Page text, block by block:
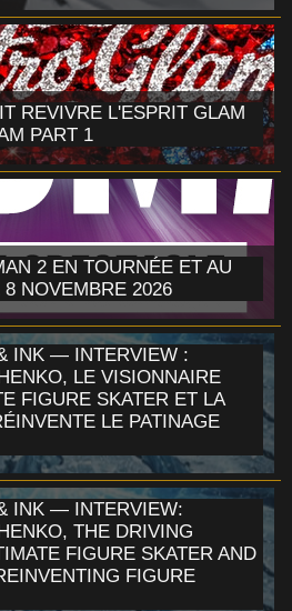
REVIVRE L'ESPRIT GLAM
PART 1
2 EN TOURNÉE ET AU
NOVEMBRE 2026
INK — INTERVIEW :
LE VISIONNAIRE
FIGURE SKATER ET LA
LE PATINAGE
INK — INTERVIEW:
THE DRIVING
FIGURE SKATER AND
FIGURE